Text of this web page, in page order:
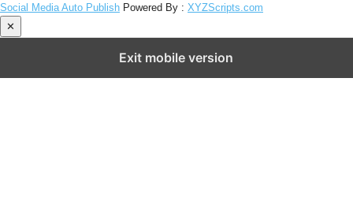
Social Media Auto Publish Powered By : XYZScripts.com
✕
Exit mobile version